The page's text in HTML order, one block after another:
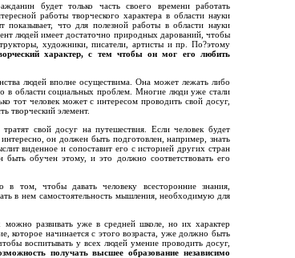
будет только часть своего времени работать
работы творческого характера в области науки
что для полезной работы в области науки
людей имеет достаточно природных дарований, чтобы
художники, писатели, артисты и пр. По?этому
характер, с тем чтобы он мог его любить
людей вполне осуществима. Она может лежать либо
в области социальных проблем. Многие люди уже стали
тот человек может с интересом проводить свой досуг,
творческий элемент.
свой досуг на путешествия. Если человек будет
он должен быть подготовлен, например, знать
виденное и сопоставит его с историей других стран
обучен этому, и это должно соответствовать его
в том, чтобы давать человеку всесторонние знания,
в нем самостоятельность мышления, необходимую для
можно развивать уже в средней школе, но их характер
которое начинается с этого возраста, уже должно быть
воспитывать у всех людей умение проводить досуг,
получать высшее образование независимо